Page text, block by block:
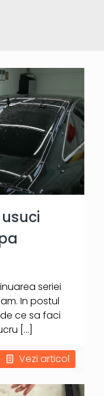
seriei
In postul
ce sa faci
[…]
Vezi articol